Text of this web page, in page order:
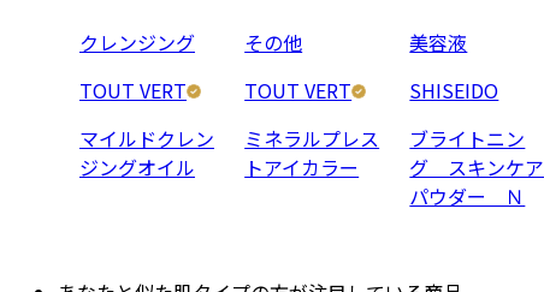
クレンジング
TOUT VERT
マイルドクレン
ジングオイル
その他
TOUT VERT
ミネラルプレス
トアイカラー
美容液
SHISEIDO
ブライトニン
グ スキンケア
パウダー Ｎ